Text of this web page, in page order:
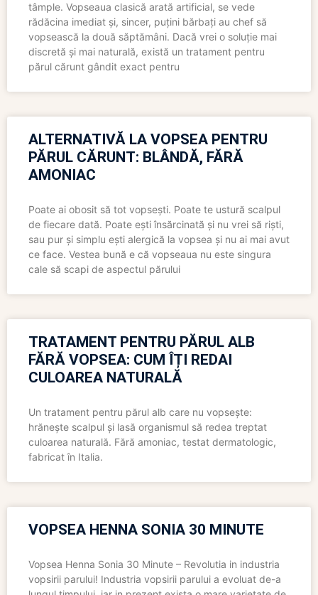
tâmple. Vopseaua clasică arată artificial, se vede
rădăcina imediat și, sincer, puțini bărbați au chef să
vopsească la două săptămâni. Dacă vrei o soluție mai
discretă și mai naturală, există un tratament pentru
părul cărunt gândit exact pentru
ALTERNATIVĂ LA VOPSEA PENTRU
PĂRUL CĂRUNT: BLÂNDĂ, FĂRĂ
AMONIAC
Poate ai obosit să tot vopsești. Poate te ustură scalpul
de fiecare dată. Poate ești însărcinată și nu vrei să riști,
sau pur și simplu ești alergică la vopsea și nu ai mai avut
ce face. Vestea bună e că vopseaua nu este singura
cale să scapi de aspectul părului
TRATAMENT PENTRU PĂRUL ALB
FĂRĂ VOPSEA: CUM ÎȚI REDAI
CULOAREA NATURALĂ
Un tratament pentru părul alb care nu vopsește:
hrănește scalpul și lasă organismul să redea treptat
culoarea naturală. Fără amoniac, testat dermatologic,
fabricat în Italia.
VOPSEA HENNA SONIA 30 MINUTE
Vopsea Henna Sonia 30 Minute – Revolutia in industria
vopsirii parului! Industria vopsirii parului a evoluat de-a